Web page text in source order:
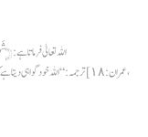
عمران: ١٨]ترجمہ:“اللہ خود گواہی دیتا ہے کہ اس کے سوا کوئی معبود برحق نہیں، اور فرشتے اور اہلِ علم بھی (اس کی) گواہی دیتے ہیں،